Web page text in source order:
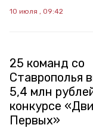
10 июля , 09:42
25 команд со
Ставрополья
5,4 млн
конкурсе
Первых»